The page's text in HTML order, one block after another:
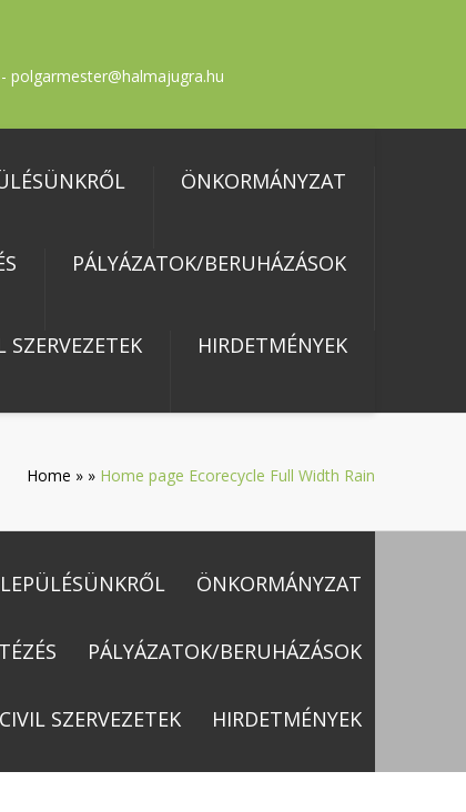
polgarmester@halmajugra.hu
ÖNKORMÁNYZAT
PÁLYÁZATOK/BERUHÁZÁSOK
SZERVEZETEK HIRDETMÉNYEK
Home » » Home page Ecorecycle Full Width Rain
ÖNKORMÁNYZAT
PÁLYÁZATOK/BERUHÁZÁSOK
SZERVEZETEK HIRDETMÉNYEK